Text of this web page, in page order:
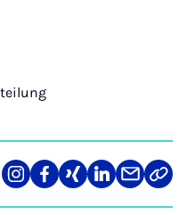
Share
on
Teilen
auf
Teilen
auf
Teilen
auf
Teilen
über
Link